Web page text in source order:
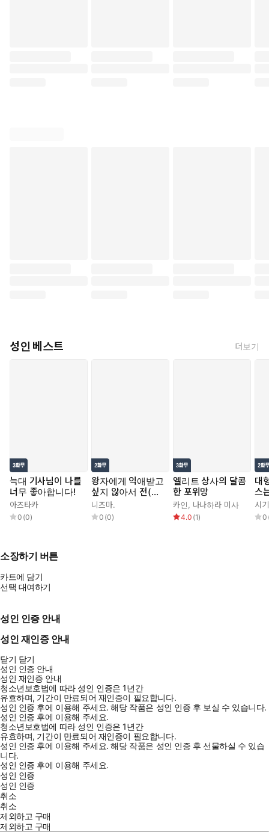
성인 베스트 더보기
늑대 기사님이 나를
너무 좋아합니다!
아즈타카
0 (0)
왕자에게 익애받고
싶지 않아서 전(前)
프린세스지만 남장
집사가 되겠습니다!
초야편
니즈마.
0 (0)
엘리트 상사의 달콤
한 포위망
카인, 나나하라 미사
4.0 (1)
대
스
시
0
소장하기 버튼
카트에 담기
선택 대여하기
성인 인증 안내
성인 재인증 안내
닫기 닫기
성인 인증 안내
성인 재인증 안내
청소년보호법에 따라 성인 인증은 1년간
유효하며, 기간이 만료되어 재인증이 필요합니다.
성인 인증 후에 이용해 주세요.해당 작품은 성인 인증 후 보실 수 있습니다.
성인 인증 후에 이용해 주세요.
청소년보호법에 따라 성인 인증은 1년간
유효하며, 기간이 만료되어 재인증이 필요합니다.
성인 인증 후에 이용해 주세요.해당 작품은 성인 인증 후 선물하실 수 있습
니다.
성인 인증 후에 이용해 주세요.
성인 인증
성인 인증
취소
취소
제외하고 구매
제외하고 구매